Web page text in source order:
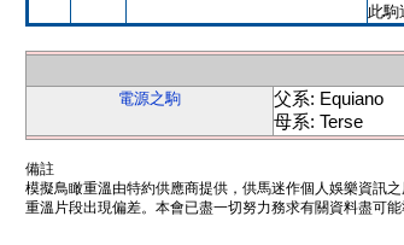
此駒
電源之駒
父系: Equiano
母系: Terse
備註
模擬鳥瞰重溫由特約供應商提供，供馬迷作個人娛樂資訊
重溫片段出現偏差。本會已盡一切努力務求有關資料盡可